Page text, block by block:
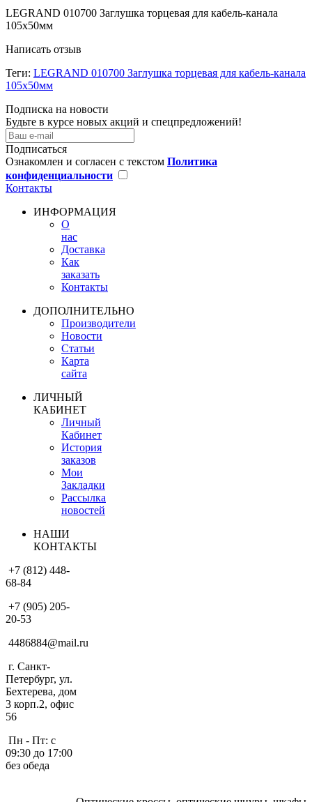
LEGRAND 010700 Заглушка торцевая для кабель-канала
105х50мм
Написать отзыв
Теги: LEGRAND 010700 Заглушка торцевая для кабель-канала
105х50мм
Подписка на новости
Будьте в курсе новых акций и спецпредложений!
Подписаться
Ознакомлен и согласен с текстом Политика
конфиденциальности
Контакты
ИНФОРМАЦИЯ
О
нас
Доставка
Как
заказать
Контакты
ДОПОЛНИТЕЛЬНО
Производители
Новости
Статьи
Карта
сайта
ЛИЧНЫЙ
КАБИНЕТ
Личный
Кабинет
История
заказов
Мои
Закладки
Рассылка
новостей
НАШИ
КОНТАКТЫ
+7 (812) 448-
68-84
+7 (905) 205-
20-53
4486884@mail.ru
г. Санкт-
Петербург, ул.
Бехтерева, дом
3 корп.2, офис
56
Пн - Пт: с
09:30 до 17:00
без обеда